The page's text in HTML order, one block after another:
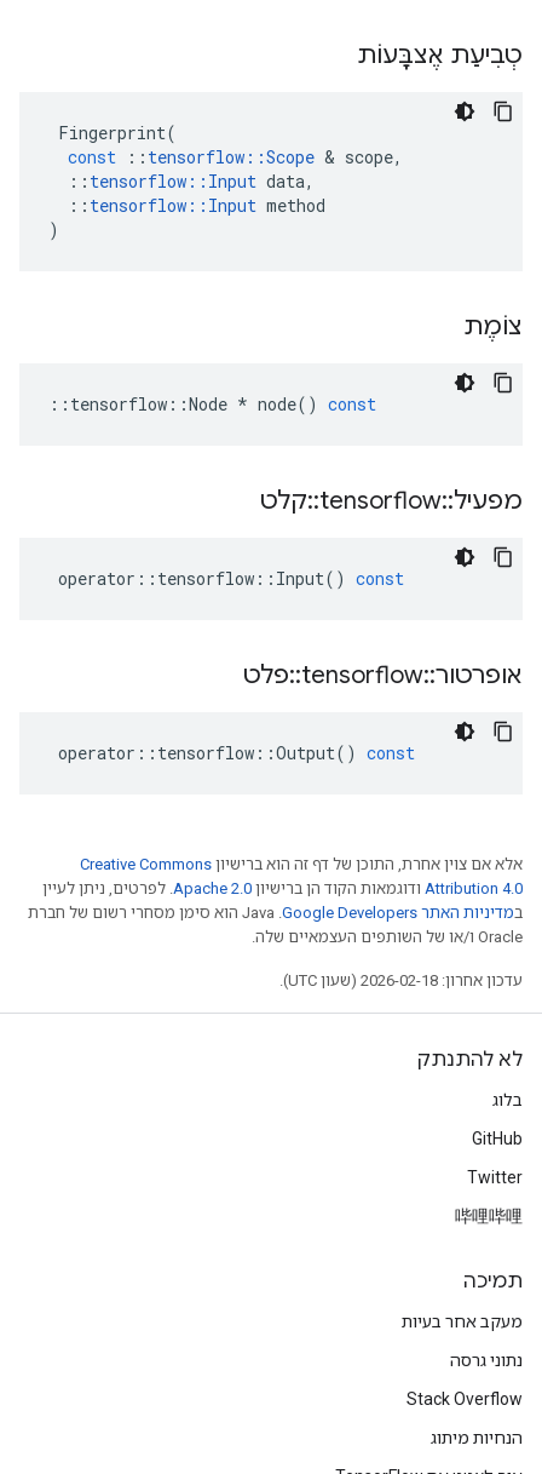
טְבִיעַת אֶצבָּעוֹת
Fingerprint(
const
:: tensorflow ::Scope & scope,
:: tensorflow :: Input data,
:: tensorflow :: Input method
)
צוֹמֶת
:: tensorflow ::Node * node() const
מפעיל::
tensorflow
::קלט
operator :: tensorflow :: Input() const
אופרטור::
tensorflow
::פלט
operator :: tensorflow ::Output() const
אלא אם צוין אחרת, התוכן של דף זה הוא ברישיון Creative Commons
Attribution 4.0 ודוגמאות הקוד הן ברישיון Apache 2.0. לפרטים, ניתן לעיין
במדיניות האתר Google Developers‏
.‏ Java הוא סימן מסחרי רשום של חברת
Oracle ו/או של השותפים העצמאיים שלה.
עדכון אחרון: 2026-02-18 (שעון UTC).
לא להתנתק
בלוג
GitHub
Twitter
哔哩哔哩
תמיכה
מעקב אחר בעיות
נתוני גרסה
Stack Overflow
הנחיות מיתוג